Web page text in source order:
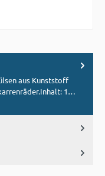
aus Kunststoff
1…